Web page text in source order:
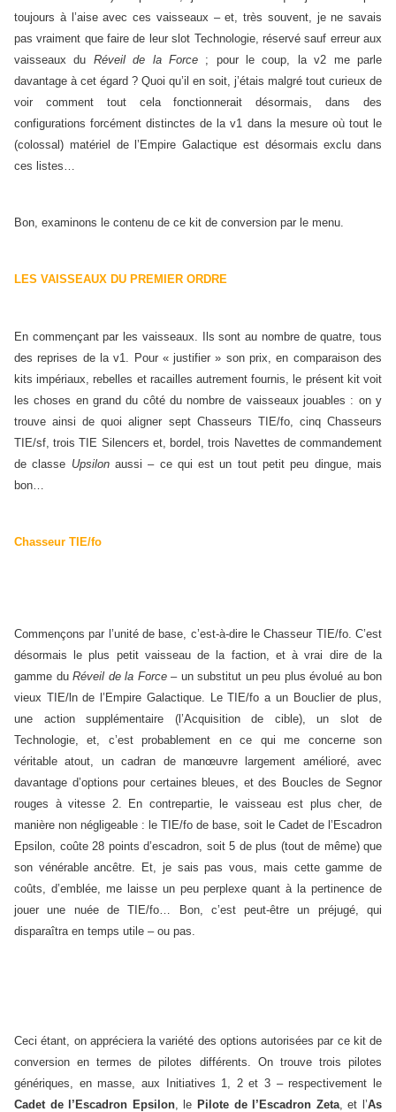
toujours à l’aise avec ces vaisseaux – et, très souvent, je ne savais
pas vraiment que faire de leur slot Technologie, réservé sauf erreur aux
vaisseaux du Réveil de la Force; pour le coup, la v2 me parle
davantage à cet égard ? Quoi qu’il en soit, j’étais malgré tout curieux de
voir comment tout cela fonctionnerait désormais, dans des
configurations forcément distinctes de la v1 dans la mesure où tout le
(colossal) matériel de l’Empire Galactique est désormais exclu dans
ces listes…
Bon, examinons le contenu de ce kit de conversion par le menu.
LES VAISSEAUX DU PREMIER ORDRE
En commençant par les vaisseaux. Ils sont au nombre de quatre, tous
des reprises de la v1. Pour « justifier » son prix, en comparaison des
kits impériaux, rebelles et racailles autrement fournis, le présent kit voit
les choses en grand du côté du nombre de vaisseaux jouables : on y
trouve ainsi de quoi aligner sept Chasseurs TIE/fo, cinq Chasseurs
TIE/sf, trois TIE Silencers et, bordel, trois Navettes de commandement
de classe Upsilonaussi – ce qui est un tout petit peu dingue, mais
bon…
Chasseur TIE/fo
Commençons par l’unité de base, c’est-à-dire le Chasseur TIE/fo. C’est
désormais le plus petit vaisseau de la faction, et à vrai dire de la
gamme du Réveil de la Force– un substitut un peu plus évolué au bon
vieux TIE/ln de l’Empire Galactique. Le TIE/fo a un Bouclier de plus,
une action supplémentaire (l’Acquisition de cible), un slot de
Technologie, et, c’est probablement en ce qui me concerne son
véritable atout, un cadran de manœuvre largement amélioré, avec
davantage d’options pour certaines bleues, et des Boucles de Segnor
rouges à vitesse 2. En contrepartie, le vaisseau est plus cher, de
manière non négligeable : le TIE/fo de base, soit le Cadet de l’Escadron
Epsilon, coûte 28 points d’escadron, soit 5 de plus (tout de même) que
son vénérable ancêtre. Et, je sais pas vous, mais cette gamme de
coûts, d’emblée, me laisse un peu perplexe quant à la pertinence de
jouer une nuée de TIE/fo… Bon, c’est peut-être un préjugé, qui
disparaîtra en temps utile – ou pas.
Ceci étant, on appréciera la variété des options autorisées par ce kit de
conversion en termes de pilotes différents. On trouve trois pilotes
génériques, en masse, aux Initiatives 1, 2 et 3 – respectivement le
Cadet de l’Escadron Epsilon, le Pilote de l’Escadron Zeta, et l’As